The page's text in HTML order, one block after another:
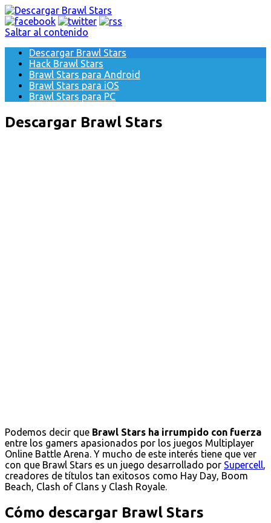
Saltar al contenido
Descargar Brawl Stars
Hack Brawl Stars
Brawl Stars para Android
Brawl Stars para iOS
Brawl Stars para PC
Descargar Brawl Stars
Podemos decir que Brawl Stars ha irrumpido con fuerza
entre los gamers apasionados por los juegos Multiplayer
Online Battle Arena. Y mucho de este interés tiene que ver
con que Brawl Stars es un juego desarrollado por Supercell,
creadores de títulos tan exitosos como Hay Day, Boom
Beach, Clash of Clans y Clash Royale.
Cómo descargar Brawl Stars